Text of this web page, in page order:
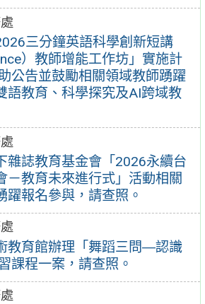
三分鐘英語科學創新短講
）教師增能工作坊」實施計
公告並鼓勵相關領域教師踴躍
語教育、科學探究及AI跨域教
雜誌教育基金會「2026永續台
－教育未來進行式」活動相關
躍報名參與，請查照。
教育館辦理「舞蹈三問―認識
課程一案，請查照。